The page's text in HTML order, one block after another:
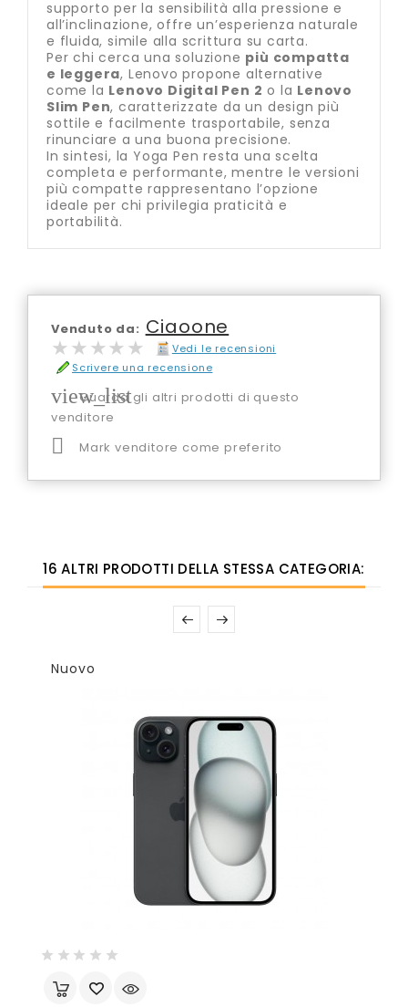
supporto per la sensibilità alla pressione e
all’inclinazione, offre un’esperienza naturale
e fluida, simile alla scrittura su carta.
Per chi cerca una soluzione più compatta
e leggera, Lenovo propone alternative
come la Lenovo Digital Pen 2 o la Lenovo
Slim Pen, caratterizzate da un design più
sottile e facilmente trasportabile, senza
rinunciare a una buona precisione.
In sintesi, la Yoga Pen resta una scelta
completa e performante, mentre le versioni
più compatte rappresentano l’opzione
ideale per chi privilegia praticità e
portabilità.
Venduto da: Ciaoone
★★★★★
★★★★★
Vedi le recensioni
Scrivere una recensione
view_list
Guarda gli altri prodotti di questo
venditore
 Mark venditore come preferito
16 ALTRI PRODOTTI DELLA STESSA CATEGORIA:
Nuovo